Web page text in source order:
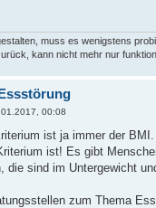
muss es wenigstens
kann nicht mehr nur
00:08
ist ja immer der
ist! Es gibt
die sind im Untergewicht
zum Thema